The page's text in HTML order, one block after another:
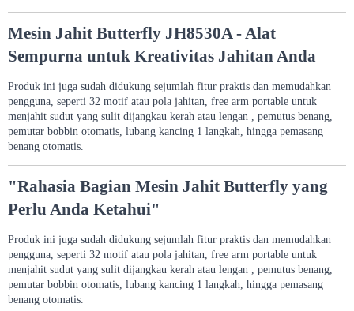
Mesin Jahit Butterfly JH8530A - Alat
Sempurna untuk Kreativitas Jahitan Anda
Produk ini juga sudah didukung sejumlah fitur praktis dan memudahkan
pengguna, seperti 32 motif atau pola jahitan, free arm portable untuk
menjahit sudut yang sulit dijangkau kerah atau lengan , pemutus benang,
pemutar bobbin otomatis, lubang kancing 1 langkah, hingga pemasang
benang otomatis.
"Rahasia Bagian Mesin Jahit Butterfly yang
Perlu Anda Ketahui"
Produk ini juga sudah didukung sejumlah fitur praktis dan memudahkan
pengguna, seperti 32 motif atau pola jahitan, free arm portable untuk
menjahit sudut yang sulit dijangkau kerah atau lengan , pemutus benang,
pemutar bobbin otomatis, lubang kancing 1 langkah, hingga pemasang
benang otomatis.